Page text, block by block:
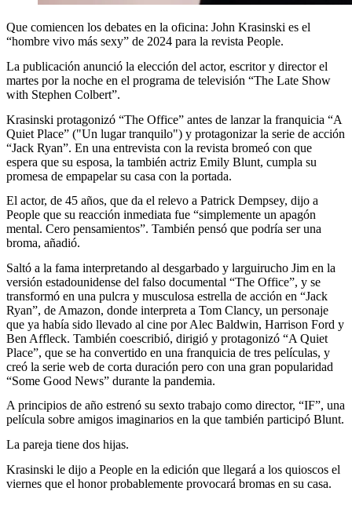
Que comiencen los debates en la oficina: John Krasinski es el
“hombre vivo más sexy” de 2024 para la revista People.
La publicación anunció la elección del actor, escritor y director el
martes por la noche en el programa de televisión “The Late Show
with Stephen Colbert”.
Krasinski protagonizó “The Office” antes de lanzar la franquicia “A
Quiet Place” ("Un lugar tranquilo") y protagonizar la serie de acción
“Jack Ryan”. En una entrevista con la revista bromeó con que
espera que su esposa, la también actriz Emily Blunt, cumpla su
promesa de empapelar su casa con la portada.
El actor, de 45 años, que da el relevo a Patrick Dempsey, dijo a
People que su reacción inmediata fue “simplemente un apagón
mental. Cero pensamientos”. También pensó que podría ser una
broma, añadió.
Saltó a la fama interpretando al desgarbado y larguirucho Jim en la
versión estadounidense del falso documental “The Office”, y se
transformó en una pulcra y musculosa estrella de acción en “Jack
Ryan”, de Amazon, donde interpreta a Tom Clancy, un personaje
que ya había sido llevado al cine por Alec Baldwin, Harrison Ford y
Ben Affleck. También coescribió, dirigió y protagonizó “A Quiet
Place”, que se ha convertido en una franquicia de tres películas, y
creó la serie web de corta duración pero con una gran popularidad
“Some Good News” durante la pandemia.
A principios de año estrenó su sexto trabajo como director, “IF”, una
película sobre amigos imaginarios en la que también participó Blunt.
La pareja tiene dos hijas.
Krasinski le dijo a People en la edición que llegará a los quioscos el
viernes que el honor probablemente provocará bromas en su casa.